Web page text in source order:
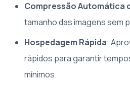
Compressão Automática
tamanho das imagens sem
Hospedagem Rápida:
rápidos para garantir
mínimos.